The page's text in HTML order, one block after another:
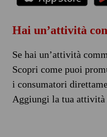
Hai un’attività
Se hai un’attività
Scopri come puoi
i consumatori
Aggiungi la tua attività